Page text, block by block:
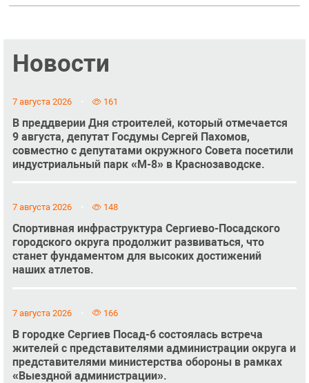
Новости
7 августа 2026 161
В преддверии Дня строителей, который отмечается
9 августа, депутат Госдумы Сергей Пахомов,
совместно с депутатами окружного Совета посетили
индустриальный парк «М-8» в Краснозаводске.
7 августа 2026 148
Спортивная инфраструктура Сергиево-Посадского
городского округа продолжит развиваться, что
станет фундаментом для высоких достижений
наших атлетов.
7 августа 2026 166
В городке Сергиев Посад-6 состоялась встреча
жителей с представителями администрации округа и
представителями министерства обороны в рамках
«Выездной администрации».